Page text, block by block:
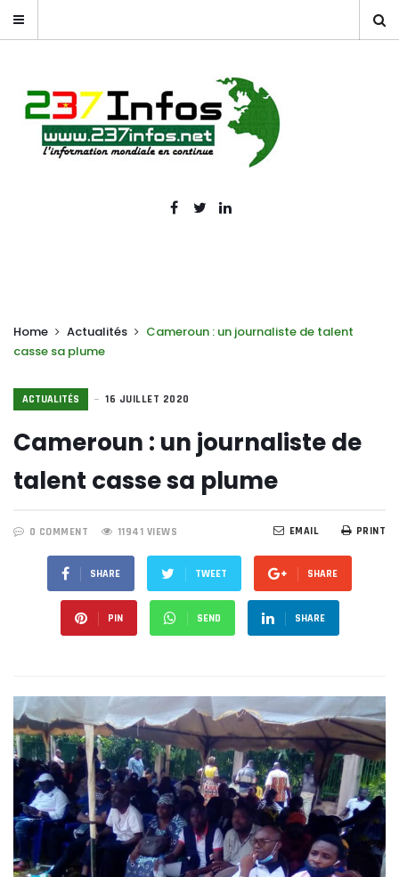
Home Actualités
Cameroun : un journaliste de talent
casse sa plume
ACTUALITÉS 16 JUILLET 2020
Cameroun : un journaliste de
talent casse sa plume
0 COMMENT 11941 VIEWS PRINT
EMAIL
SHARE TWEET SHARE
PIN SEND SHARE